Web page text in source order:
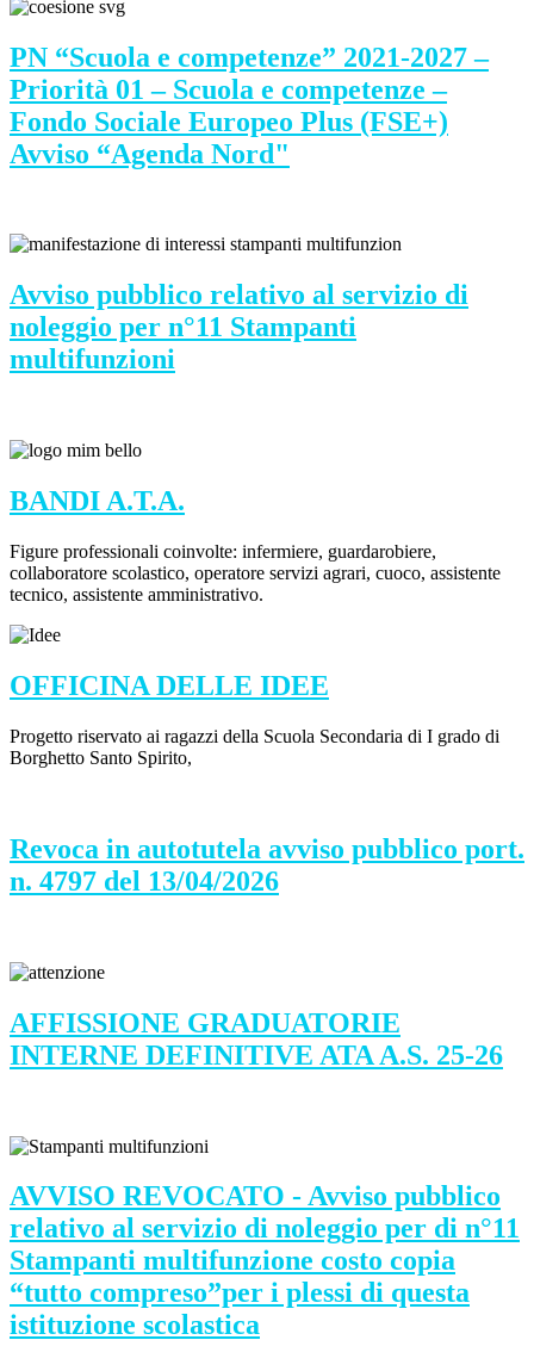
PN “Scuola e competenze” 2021-2027 –
Priorità 01 – Scuola e competenze –
Fondo Sociale Europeo Plus (FSE+)
Avviso “Agenda Nord"
Avviso pubblico relativo al servizio di
noleggio per n°11 Stampanti
multifunzioni
BANDI A.T.A.
Figure professionali coinvolte: infermiere, guardarobiere,
collaboratore scolastico, operatore servizi agrari, cuoco, assistente
tecnico, assistente amministrativo.
OFFICINA DELLE IDEE
Progetto riservato ai ragazzi della Scuola Secondaria di I grado di
Borghetto Santo Spirito,
Revoca in autotutela avviso pubblico port.
n. 4797 del 13/04/2026
AFFISSIONE GRADUATORIE
INTERNE DEFINITIVE ATA A.S. 25-26
AVVISO REVOCATO - Avviso pubblico
relativo al servizio di noleggio per di n°11
Stampanti multifunzione costo copia
“tutto compreso”per i plessi di questa
istituzione scolastica